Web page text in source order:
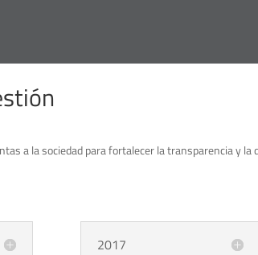
a la sociedad para fortalecer la transparencia y
2017